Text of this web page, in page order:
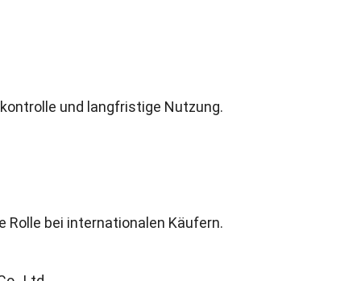
und langfristige Nutzung.
bei internationalen Käufern.